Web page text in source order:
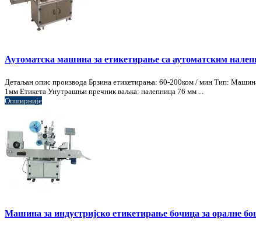
Аутоматска машина за етикетирање са аутоматским
Детаљан опис производа Брзина етикетирања: 60-200ком / мин Тип:
1мм Етикета Унутрашњи пречник ваљка: налепница 76 мм ...
Опширније
Машина за индустријско етикетирање бочица за оралне